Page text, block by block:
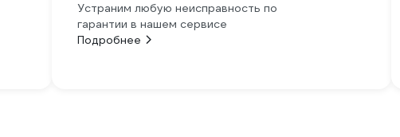
Устраним любую неисправность по
гарантии в нашем сервисе
Подробнее